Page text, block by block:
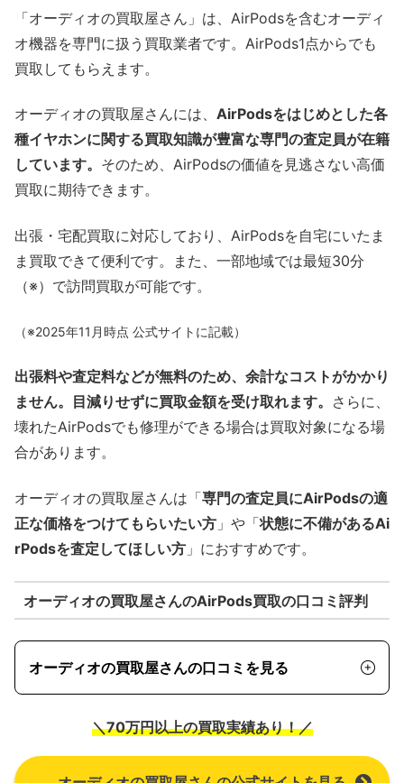
「オーディオの買取屋さん」は、AirPodsを含むオーディ
オ機器を専門に扱う買取業者です。AirPods1点からでも
買取してもらえます。
オーディオの買取屋さんには、 AirPodsをはじめとした各
種イヤホンに関する買取知識が豊富な専門の査定員が在籍
しています。 そのため、AirPodsの価値を見逃さない高価
買取に期待できます。
出張・宅配買取に対応しており、AirPodsを自宅にいたま
ま買取できて便利です。また、一部地域では最短30分
（※）で訪問買取が可能です。
（※2025年11月時点 公式サイトに記載）
出張料や査定料などが無料のため、余計なコストがかかり
ません。目減りせずに買取金額を受け取れます。 さらに、
壊れたAirPodsでも修理ができる場合は買取対象になる場
合があります。
オーディオの買取屋さんは「専門の査定員にAirPodsの適
正な価格をつけてもらいたい方 」や「状態に不備があるAi
rPodsを査定してほしい方 」におすすめです。
オーディオの買取屋さんのAirPods買取の口コミ評判
オーディオの買取屋さんの口コミを見る
＼70万円以上の買取実績あり！／